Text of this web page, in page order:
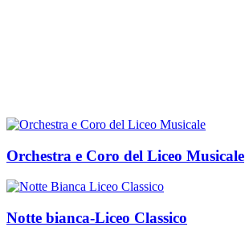
Orchestra e Coro del Liceo Musicale
Notte bianca-Liceo Classico